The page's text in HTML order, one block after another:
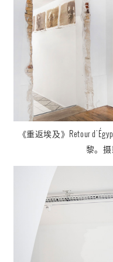
《重返埃及》 Retour
黎。摄